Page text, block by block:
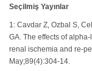
Seçilmiş Yayınlar
1: Cavdar Z, Ozbal S,
GA. The effects of
renal ischemia and re-
May;89(4):304-14.